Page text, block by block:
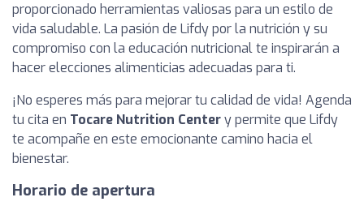
proporcionado herramientas valiosas para un estilo de
vida saludable. La pasión de Lifdy por la nutrición y su
compromiso con la educación nutricional te inspirarán a
hacer elecciones alimenticias adecuadas para ti.
¡No esperes más para mejorar tu calidad de vida! Agenda
tu cita en Tocare Nutrition Centery permite que Lifdy
te acompañe en este emocionante camino hacia el
bienestar.
Horario de apertura